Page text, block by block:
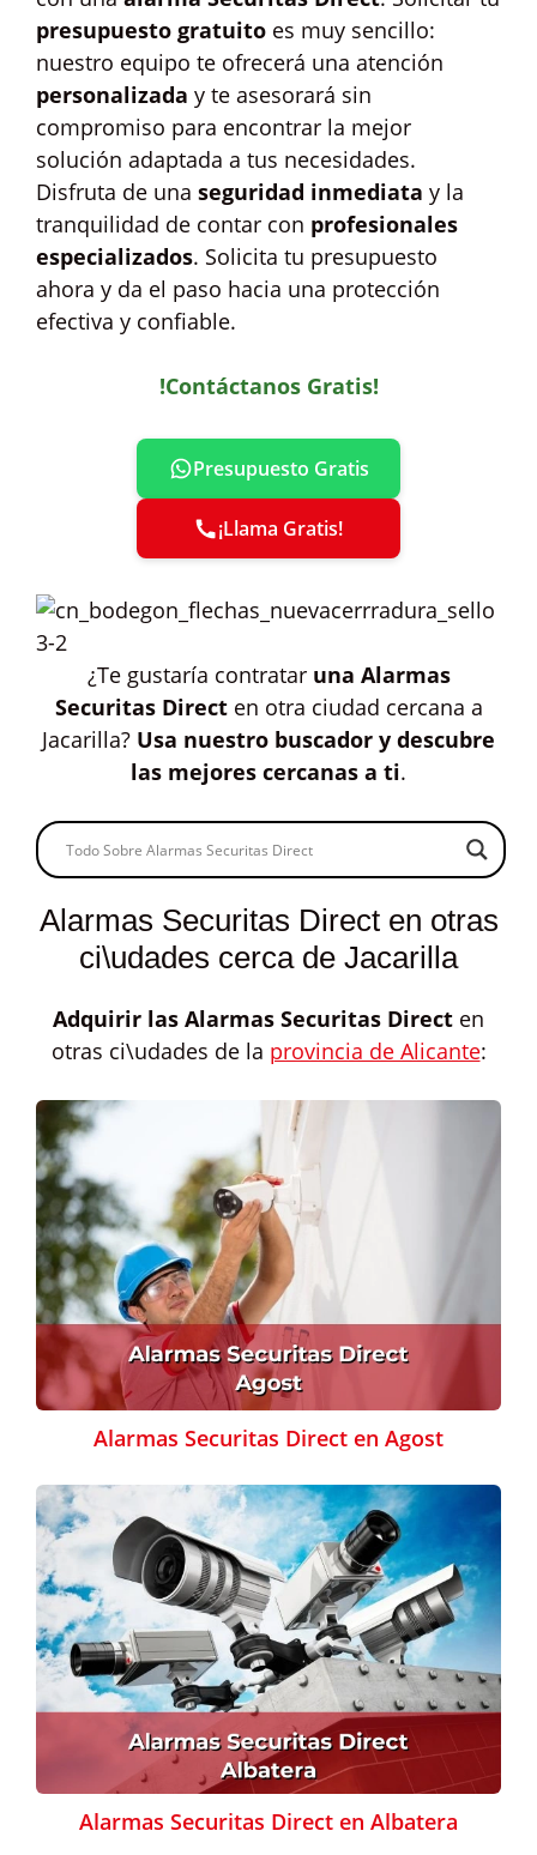
presupuesto gratuito es muy sencillo:
nuestro equipo te ofrecerá una atención
personalizada y te asesorará sin
compromiso para encontrar la mejor
solución adaptada a tus necesidades.
Disfruta de una seguridad inmediata y la
tranquilidad de contar con profesionales
especializados. Solicita tu presupuesto
ahora y da el paso hacia una protección
efectiva y confiable.
!Contáctanos Gratis!
Presupuesto Gratis
¡Llama Gratis!
¿Te gustaría contratar una Alarmas
Securitas Directen otra ciudad cercana a
Jacarilla? Usa nuestro buscador y descubre
las mejores cercanas a ti.
Alarmas Securitas Direct en otras
ci\udades cerca de Jacarilla
Adquirir las Alarmas Securitas Direct en
otras ci\udades de la provincia de Alicante:
Alarmas Securitas Direct en Agost
Alarmas Securitas Direct en Albatera